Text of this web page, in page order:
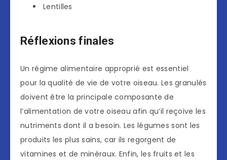
Lentilles
Réflexions finales
Un régime alimentaire approprié est essentiel
pour la qualité de vie de votre oiseau. Les granulés
doivent être la principale composante de
l’alimentation de votre oiseau afin qu’il reçoive les
nutriments dont il a besoin. Les légumes sont les
produits les plus sains, car ils regorgent de
vitamines et de minéraux. Enfin, les fruits et les